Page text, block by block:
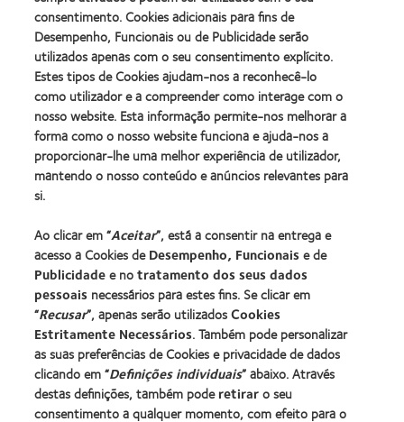
Award
(2012)
REBRAND
100®
Global
Award
(2012)
da
Industria
da
BCLA
Os nossos produtos
Tecnologia de lentes de contacto
Encontre as suas lentes
Procurar um centro
Lentes de contacto e a visão
Novo utilizador
Utilizador experiente
Blog
Sobre a CooperVision
consentimento. Cookies adicionais para fins de
Desempenho, Funcionais ou de Publicidade serão
utilizados apenas com o seu consentimento explícito.
Estes tipos de Cookies ajudam-nos a reconhecê-lo
como utilizador e a compreender como interage com o
nosso website. Esta informação permite-nos melhorar a
forma como o nosso website funciona e ajuda-nos a
proporcionar-lhe uma melhor experiência de utilizador,
mantendo o nosso conteúdo e anúncios relevantes para
si.
Ao clicar em “Aceitar”, está a consentir na entrega e
acesso a Cookies deDesempenho, Funcionaise de
Publicidadee notratamento dos seus dados
pessoais necessários para estes fins. Se clicar em
“Recusar”, apenas serão utilizadosCookies
Estritamente Necessários. Também pode personalizar
as suas preferências de Cookies e privacidade de dados
clicando em “Definições individuais” abaixo. Através
destas definições, também poderetiraro seu
consentimento a qualquer momento, com efeito para o